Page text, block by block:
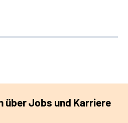
über Jobs und Karriere